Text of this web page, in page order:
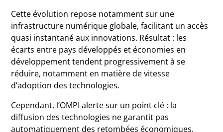
Cette évolution repose notamment sur une
infrastructure numérique globale, facilitant un accès
quasi instantané aux innovations. Résultat : les
écarts entre pays développés et économies en
développement tendent progressivement à se
réduire, notamment en matière de vitesse
d’adoption des technologies.
Cependant, l’OMPI alerte sur un point clé : la
diffusion des technologies ne garantit pas
automatiquement des retombées économiques.